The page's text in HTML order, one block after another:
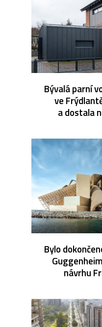
Bývalá parní
ve
a dostala
Bylo
návrhu